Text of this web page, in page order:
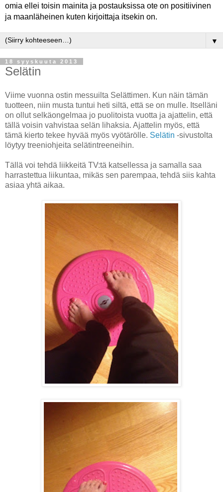
omia ellei toisin mainita ja postauksissa ote on positiivinen
ja maanläheinen kuten kirjoittaja itsekin on.
▼
18 syyskuuta 2013
Selätin
Viime vuonna ostin messuilta Selättimen. Kun näin tämän
tuotteen, niin musta tuntui heti siltä, että se on mulle. Itselläni
on ollut selkäongelmaa jo puolitoista vuotta ja ajattelin, että
tällä voisin vahvistaa selän lihaksia. Ajattelin myös, että
tämä kierto tekee hyvää myös vyötärölle. Selätin -sivustolta
löytyy treeniohjeita selätintreeneihin.
Tällä voi tehdä liikkeitä TV:tä katsellessa ja samalla saa
harrastettua liikuntaa, mikäs sen parempaa, tehdä siis kahta
asiaa yhtä aikaa.